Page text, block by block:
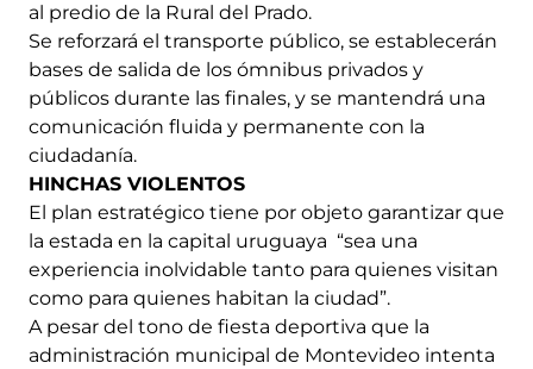
al predio de la Rural del Prado.
Se reforzará el transporte público, se establecerán
bases de salida de los ómnibus privados y
públicos durante las finales, y se mantendrá una
comunicación fluida y permanente con la
ciudadanía.
HINCHAS VIOLENTOS
El plan estratégico tiene por objeto garantizar que
la estada en la capital uruguaya “sea una
experiencia inolvidable tanto para quienes visitan
como para quienes habitan la ciudad”.
A pesar del tono de fiesta deportiva que la
administración municipal de Montevideo intenta